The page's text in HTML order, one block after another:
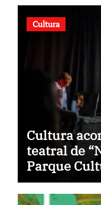
Cultura
Cultura
teatral de
Parque